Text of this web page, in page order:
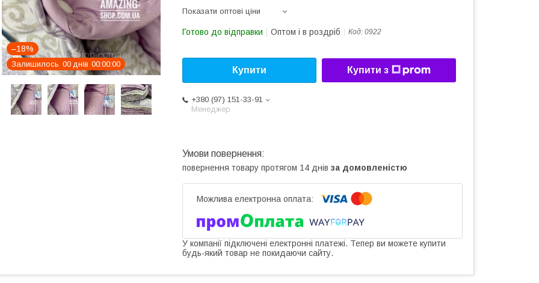
–18%
Залишилось 00 днів 00 00 00
Показати оптові ціни
Готово до відправки Оптом і в роздріб Код: 0922
Купити Купити з
+380 (97) 151-33-91
Менеджер
повернення товару протягом 14 днів за домовленістю
У компанії підключені електронні платежі. Тепер ви можете купити
будь-який товар не покидаючи сайту.